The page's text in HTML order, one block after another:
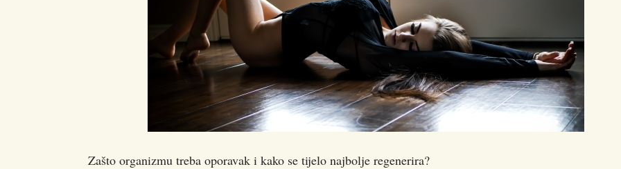
Zašto organizmu treba oporavak i kako se tijelo najbolje regenerira?